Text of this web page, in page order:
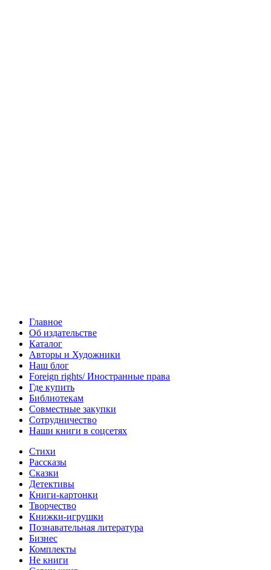
Главное
Об издательстве
Каталог
Авторы и Художники
Наш блог
Foreign rights/ Иностранные права
Где купить
Библиотекам
Совместные закупки
Сотрудничество
Наши книги в соцсетях
Стихи
Рассказы
Сказки
Детективы
Книги-картонки
Творчество
Книжки-игрушки
Познавательная литература
Бизнес
Комплекты
Не книги